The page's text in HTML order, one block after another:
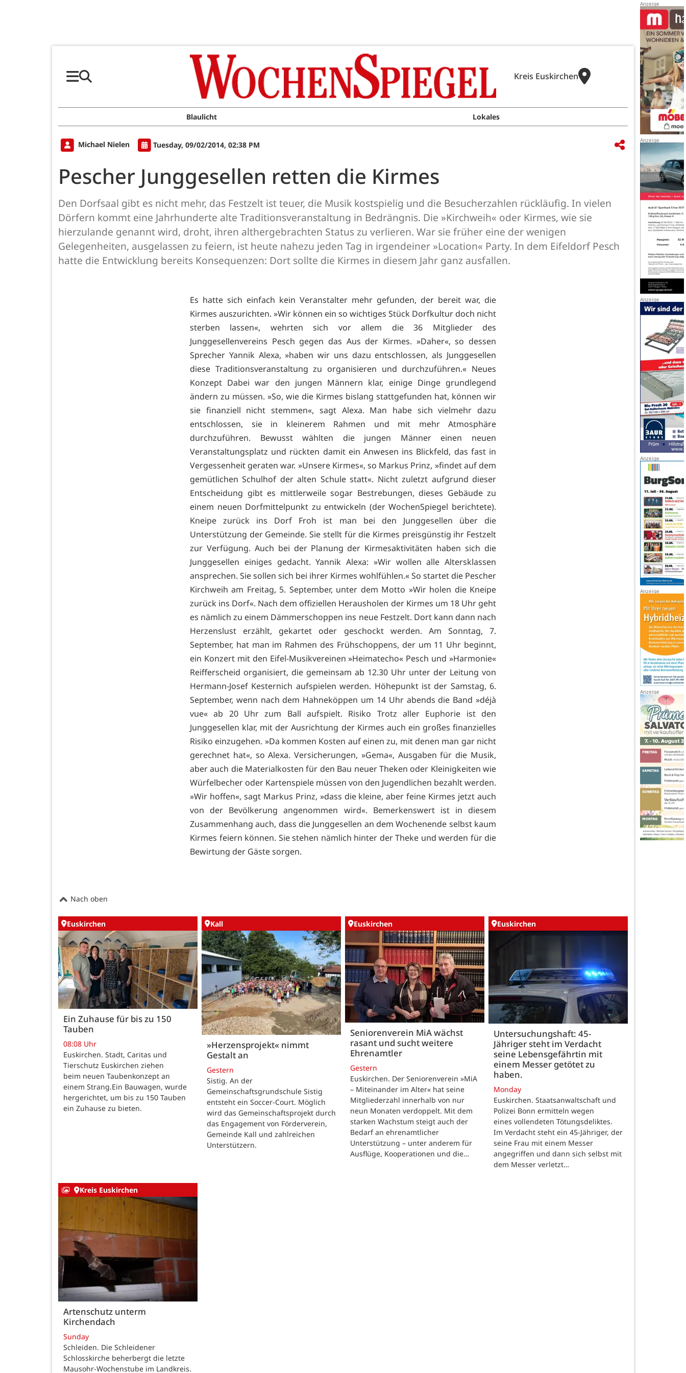
Kreis Euskirchen
Blaulicht Lokales
Michael Nielen Tuesday, 09/02/2014, 02:38 PM
Pescher Junggesellen retten die Kirmes
Den Dorfsaal gibt es nicht mehr, das Festzelt ist teuer, die Musik kostspielig und die Besucherzahlen rückläufig. In vielen
Dörfern kommt eine Jahrhunderte alte Traditionsveranstaltung in Bedrängnis. Die »Kirchweih« oder Kirmes, wie sie
hierzulande genannt wird, droht, ihren althergebrachten Status zu verlieren. War sie früher eine der wenigen
Gelegenheiten, ausgelassen zu feiern, ist heute nahezu jeden Tag in irgendeiner »Location« Party. In dem Eifeldorf Pesch
hatte die Entwicklung bereits Konsequenzen: Dort sollte die Kirmes in diesem Jahr ganz ausfallen.
Es hatte sich einfach kein Veranstalter mehr gefunden, der bereit war, die
Kirmes auszurichten. »Wir können ein so wichtiges Stück Dorfkultur doch nicht
sterben lassen«, wehrten sich vor allem die 36 Mitglieder des
Junggesellenvereins Pesch gegen das Aus der Kirmes. »Daher«, so dessen
Sprecher Yannik Alexa, »haben wir uns dazu entschlossen, als Junggesellen
diese Traditionsveranstaltung zu organisieren und durchzuführen.« Neues
Konzept Dabei war den jungen Männern klar, einige Dinge grundlegend
ändern zu müssen. »So, wie die Kirmes bislang stattgefunden hat, können wir
sie finanziell nicht stemmen«, sagt Alexa. Man habe sich vielmehr dazu
entschlossen, sie in kleinerem Rahmen und mit mehr Atmosphäre
durchzuführen. Bewusst wählten die jungen Männer einen neuen
Veranstaltungsplatz und rückten damit ein Anwesen ins Blickfeld, das fast in
Vergessenheit geraten war. »Unsere Kirmes«, so Markus Prinz, »findet auf dem
gemütlichen Schulhof der alten Schule statt«. Nicht zuletzt aufgrund dieser
Entscheidung gibt es mittlerweile sogar Bestrebungen, dieses Gebäude zu
einem neuen Dorfmittelpunkt zu entwickeln (der WochenSpiegel berichtete).
Kneipe zurück ins Dorf Froh ist man bei den Junggesellen über die
Unterstützung der Gemeinde. Sie stellt für die Kirmes preisgünstig ihr Festzelt
zur Verfügung. Auch bei der Planung der Kirmesaktivitäten haben sich die
Junggesellen einiges gedacht. Yannik Alexa: »Wir wollen alle Altersklassen
ansprechen. Sie sollen sich bei ihrer Kirmes wohlfühlen.« So startet die Pescher
Kirchweih am Freitag, 5. September, unter dem Motto »Wir holen die Kneipe
zurück ins Dorf«. Nach dem offiziellen Herausholen der Kirmes um 18 Uhr geht
es nämlich zu einem Dämmerschoppen ins neue Festzelt. Dort kann dann nach
Herzenslust erzählt, gekartet oder geschockt werden. Am Sonntag, 7.
September, hat man im Rahmen des Frühschoppens, der um 11 Uhr beginnt,
ein Konzert mit den Eifel-Musikvereinen »Heimatecho« Pesch und »Harmonie«
Reifferscheid organisiert, die gemeinsam ab 12.30 Uhr unter der Leitung von
Hermann-Josef Kesternich aufspielen werden. Höhepunkt ist der Samstag, 6.
September, wenn nach dem Hahneköppen um 14 Uhr abends die Band »déjà
vue« ab 20 Uhr zum Ball aufspielt. Risiko Trotz aller Euphorie ist den
Junggesellen klar, mit der Ausrichtung der Kirmes auch ein großes finanzielles
Risiko einzugehen. »Da kommen Kosten auf einen zu, mit denen man gar nicht
gerechnet hat«, so Alexa. Versicherungen, »Gema«, Ausgaben für die Musik,
aber auch die Materialkosten für den Bau neuer Theken oder Kleinigkeiten wie
Würfelbecher oder Kartenspiele müssen von den Jugendlichen bezahlt werden.
»Wir hoffen«, sagt Markus Prinz, »dass die kleine, aber feine Kirmes jetzt auch
von der Bevölkerung angenommen wird«. Bemerkenswert ist in diesem
Zusammenhang auch, dass die Junggesellen an dem Wochenende selbst kaum
Kirmes feiern können. Sie stehen nämlich hinter der Theke und werden für die
Bewirtung der Gäste sorgen.
Nach oben
Euskirchen
Ein Zuhause für bis zu 150
Tauben
08:08 Uhr
Euskirchen. Stadt, Caritas und
Tierschutz Euskirchen ziehen
beim neuen Taubenkonzept an
einem Strang.Ein Bauwagen, wurde
hergerichtet, um bis zu 150 Tauben
ein Zuhause zu bieten.
Kall
»Herzensprojekt« nimmt
Gestalt an
Gestern
Sistig. An der
Gemeinschaftsgrundschule Sistig
entsteht ein Soccer-Court. Möglich
wird das Gemeinschaftsprojekt durch
das Engagement von Förderverein,
Gemeinde Kall und zahlreichen
Unterstützern.
Euskirchen
Seniorenverein MiA wächst
rasant und sucht weitere
Ehrenamtler
Gestern
Euskirchen. Der Seniorenverein »MiA
– Miteinander im Alter« hat seine
Mitgliederzahl innerhalb von nur
neun Monaten verdoppelt. Mit dem
starken Wachstum steigt auch der
Bedarf an ehrenamtlicher
Unterstützung – unter anderem für
Ausflüge, Kooperationen und die…
Euskirchen
Untersuchungshaft: 45-
Jähriger steht im Verdacht
seine Lebensgefährtin mit
einem Messer getötet zu
haben.
Monday
Euskirchen. Staatsanwaltschaft und
Polizei Bonn ermitteln wegen
eines vollendeten Tötungsdeliktes.
Im Verdacht steht ein 45-Jähriger, der
seine Frau mit einem Messer
angegriffen und dann sich selbst mit
dem Messer verletzt…
Kreis Euskirchen
Artenschutz unterm
Kirchendach
Sunday
Schleiden. Die Schleidener
Schlosskirche beherbergt die letzte
Mausohr-Wochenstube im Landkreis.